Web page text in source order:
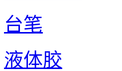
台笔
液体胶